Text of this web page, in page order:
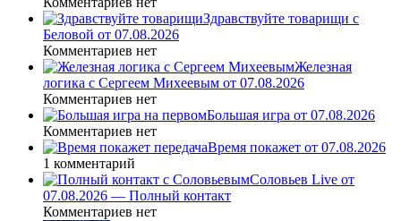
Здравствуйте товарищи с
Беловой от 07.08.2026
Комментариев нет
Железная
логика с Сергеем Михеевым от 07.08.2026
Комментариев нет
Большая игра от 07.08.2026
Комментариев нет
Время покажет от 07.08.2026
1 комментарий
Соловьев Live от
07.08.2026 — Полный контакт
Комментариев нет